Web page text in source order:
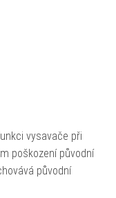
vysavače při
poškození původní
původní